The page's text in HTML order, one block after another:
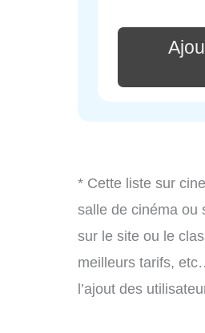
* Cette liste sur
salle de cinéma ou
sur le site ou le
meilleurs tarifs,
l’ajout des